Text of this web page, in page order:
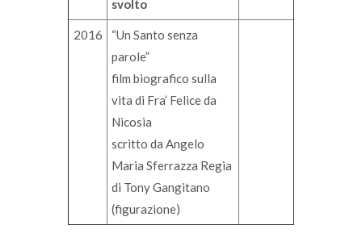
svolto
2016
“Un Santo senza
parole”
film biografico sulla
vita di Fra’ Felice da
Nicosia
scritto da Angelo
Maria Sferrazza Regia
di Tony Gangitano
(figurazione)